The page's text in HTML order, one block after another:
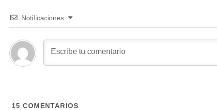
Notificaciones
15 COMENTARIOS